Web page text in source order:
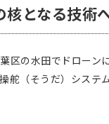
となる技術
区の水田でドローン
舵（そうだ）シス